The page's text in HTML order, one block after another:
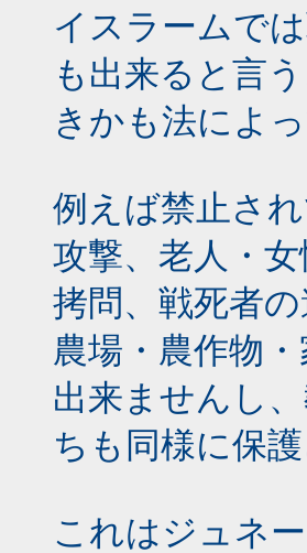
イスラームで
も出来ると言
きかも法によ
例えば禁止さ
攻撃、老人・
拷問、戦死者
農場・農作物
出来ませんし
ちも同様に保護
これはジュネ